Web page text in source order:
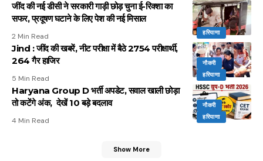
हरियाणा
जींद की नई डीसी ने सरकारी गाड़ी छोड़ चुना ई-रिक्शा का
सफर, प्रदूषण घटाने के लिए पेश की नई मिसाल
2 Min Read
नौकरी
हरियाणा
Jind : जींद की खबरें, नीट परीक्षा में बैठे 2754 परीक्षार्थी,
264 गैर हाजिर
5 Min Read
नौकरी
हरियाणा
Haryana Group D भर्ती अपडेट, सवाल खाली छोड़ा
तो कटेंगे अंक, देखें 10 बड़े बदलाव
4 Min Read
Show More